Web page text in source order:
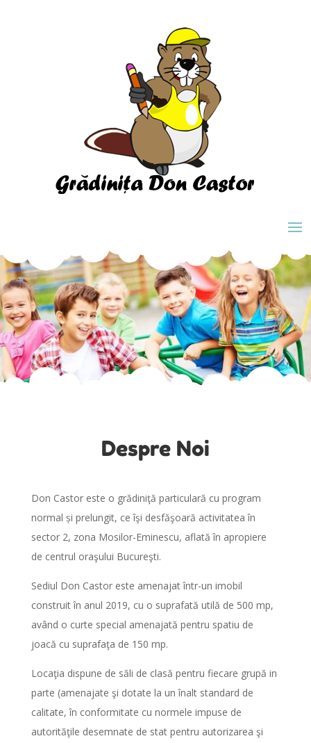
Despre Noi
Don Castor este o grădiniţă particulară cu program
normal și prelungit, ce îşi desfăşoară activitatea în
sector 2, zona Mosilor-Eminescu, aflată în apropiere
de centrul oraşului Bucureşti.
Sediul Don Castor este amenajat într-un imobil
construit în anul 2019, cu o suprafată utilă de 500 mp,
având o curte special amenajată pentru spatiu de
joacă cu suprafaţa de 150 mp.
Locaţia dispune de săli de clasă pentru fiecare grupă in
parte (amenajate şi dotate la un înalt standard de
calitate, în conformitate cu normele impuse de
autorităţile desemnate de stat pentru autorizarea şi